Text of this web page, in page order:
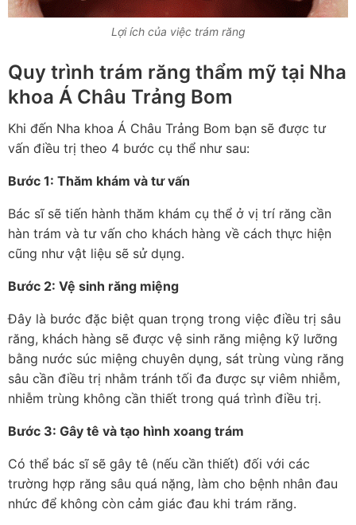
Lợi ích của việc trám răng
Quy trình trám răng thẩm mỹ tại Nha
khoa Á Châu Trảng Bom
Khi đến Nha khoa Á Châu Trảng Bom bạn sẽ được tư
vấn điều trị theo 4 bước cụ thể như sau:
Bước 1: Thăm khám và tư vấn
Bác sĩ sẽ tiến hành thăm khám cụ thể ở vị trí răng cần
hàn trám và tư vấn cho khách hàng về cách thực hiện
cũng như vật liệu sẽ sử dụng.
Bước 2: Vệ sinh răng miệng
Đây là bước đặc biệt quan trọng trong việc điều trị sâu
răng, khách hàng sẽ được vệ sinh răng miệng kỹ lưỡng
bằng nước súc miệng chuyên dụng, sát trùng vùng răng
sâu cần điều trị nhằm tránh tối đa được sự viêm nhiễm,
nhiễm trùng không cần thiết trong quá trình điều trị.
Bước 3: Gây tê và tạo hình xoang trám
Có thể bác sĩ sẽ gây tê (nếu cần thiết) đối với các
trường hợp răng sâu quá nặng, làm cho bệnh nhân đau
nhức để không còn cảm giác đau khi trám răng.